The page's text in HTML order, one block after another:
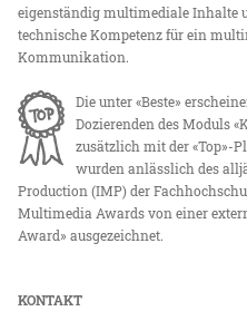
eigenständig multimediale Inhalte
technische Kompetenz für ein
Kommunikation.
Die unter «Beste»
Dozierenden des Moduls
zusätzlich mit der «Top»-
wurden anlässlich des
Production (IMP) der
Multimedia Awards von einer
Award» ausgezeichnet.
KONTAKT